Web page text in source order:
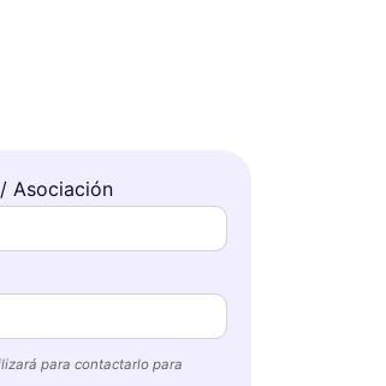
Asociación
para contactarlo para